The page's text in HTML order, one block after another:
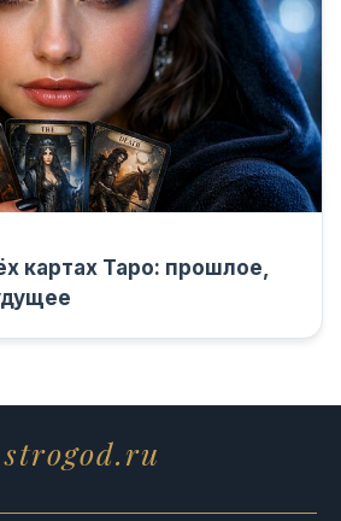
картах Таро: прошлое,